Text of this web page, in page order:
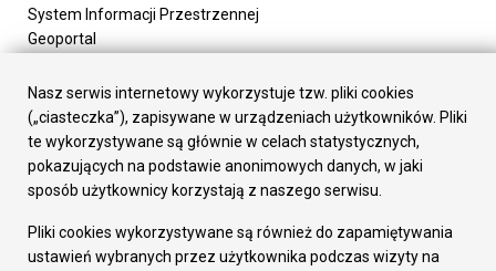
System Informacji Przestrzennej
Geoportal
Załatw sprawę
Prezydent Miasta
Rada Miasta
Wydziały
Elektroniczna Skrzynka Podawcza
Gospodarka
Fundusze europejskie
Nasz serwis internetowy wykorzystuje tzw. pliki cookies
(„ciasteczka”), zapisywane w urządzeniach użytkowników. Pliki
te wykorzystywane są głównie w celach statystycznych,
pokazujących na podstawie anonimowych danych, w jaki
sposób użytkownicy korzystają z naszego serwisu.
Pliki cookies wykorzystywane są również do zapamiętywania
ustawień wybranych przez użytkownika podczas wizyty na